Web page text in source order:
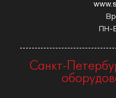
ПН-
Санкт-